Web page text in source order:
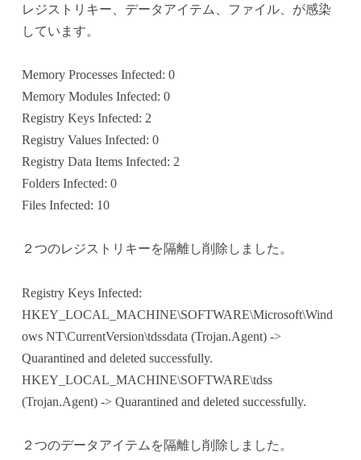
レジストリキー、データアイテム、ファイル、が感染
しています。
Memory Processes Infected: 0
Memory Modules Infected: 0
Registry Keys Infected: 2
Registry Values Infected: 0
Registry Data Items Infected: 2
Folders Infected: 0
Files Infected: 10
２つのレジストリキーを隔離し削除しました。
Registry Keys Infected:
HKEY_LOCAL_MACHINE\SOFTWARE\Microsoft\Wind
ows NT\CurrentVersion\tdssdata (Trojan.Agent) ->
Quarantined and deleted successfully.
HKEY_LOCAL_MACHINE\SOFTWARE\tdss
(Trojan.Agent) -> Quarantined and deleted successfully.
２つのデータアイテムを隔離し削除しました。